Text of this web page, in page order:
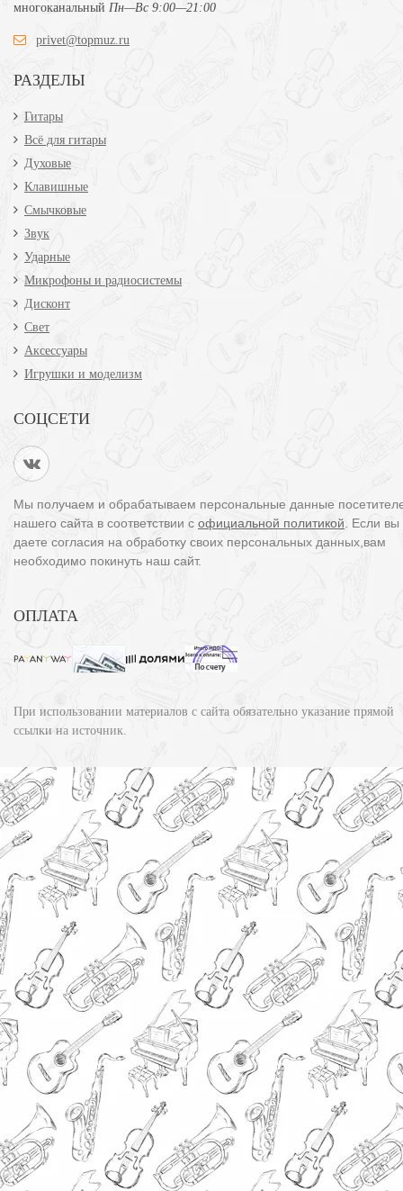
многоканальный Пн—Вс 9:00—21:00
privet@topmuz.ru
РАЗДЕЛЫ
Гитары
Всё для гитары
Духовые
Клавишные
Смычковые
Звук
Ударные
Микрофоны и радиосистемы
Дисконт
Свет
Аксессуары
Игрушки и моделизм
СОЦСЕТИ
Мы получаем и обрабатываем персональные данные
нашего сайта в соответствии с официальной политикой . Если
даете согласия на обработку своих персональных данных,вам
необходимо покинуть наш сайт.
ОПЛАТА
При использовании материалов с сайта обязательно указание прямой
ссылки на источник.